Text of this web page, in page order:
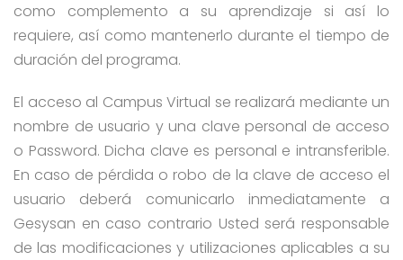
como complemento a su aprendizaje si así lo
requiere, así como mantenerlo durante el tiempo de
duración del programa.
El acceso al Campus Virtual se realizará mediante un
nombre de usuario y una clave personal de acceso
o Password. Dicha clave es personal e intransferible.
En caso de pérdida o robo de la clave de acceso el
usuario deberá comunicarlo inmediatamente a
Gesysan en caso contrario Usted será responsable
de las modificaciones y utilizaciones aplicables a su